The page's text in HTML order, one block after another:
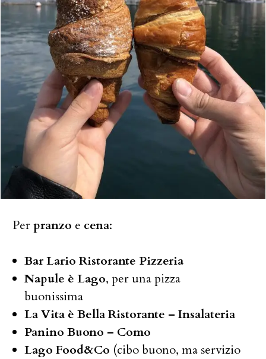
Perpranzo e cena:
Bar Lario Ristorante Pizzeria
Napule è Lago, per una pizza
buonissima
La Vita è Bella Ristorante – Insalateria
Panino Buono – Como
Lago Food&Co (cibo buono, ma servizio